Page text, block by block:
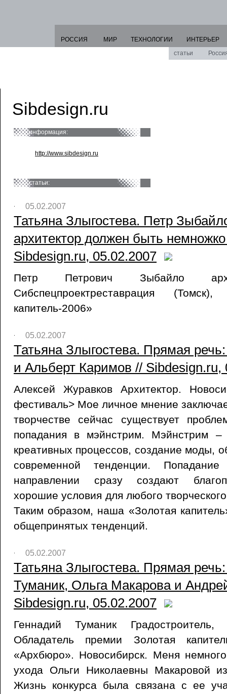
РОССИЯ МИР ТЕХНОЛОГИИ
ИНТЕРЬЕР
статьи
Sibdesign.ru
информация:
http://www.sibdesign.ru
статьи:
05.02.2007
Татьяна Злыгостева. Петр
архитектор должен быть
Sibdesign.ru, 05.02.2007
Петр Петрович Зыбайло
Сибспецпроектреставрация
капитель-2006»
05.02.2007
Татьяна Злыгостева. Прямая
и Альберт Каримов // Sibdesign.ru,
Алексей Журавков Архитектор.
фестиваль> Мое личное мнение
творчестве сейчас существует
попадания в мэйнстрим. Мэйнстрим –
креативных процессов, создание моды,
современной тенденции.
направлении сразу создают
хорошие условия для любого
Таким образом, наша «Золотая
общепринятых тенденций.
05.02.2007
Татьяна Злыгостева. Прямая
Туманик, Ольга Макарова и
Sibdesign.ru, 05.02.2007
Геннадий Туманик Градостроитель,
Обладатель премии Золотая
«Архбюро». Новосибирск. Меня
ухода Ольги Николаевны Макаровой
Жизнь конкурса была связана с ее